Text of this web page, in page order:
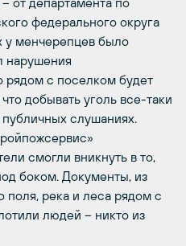
федерального округа
у менчерепцев было
нарушения
рядом с поселком будет
добывать уголь все-таки
публичных слушаниях.
смогли вникнуть в то,
боком. Документы, из
поля, река и леса рядом с
людей – никто из